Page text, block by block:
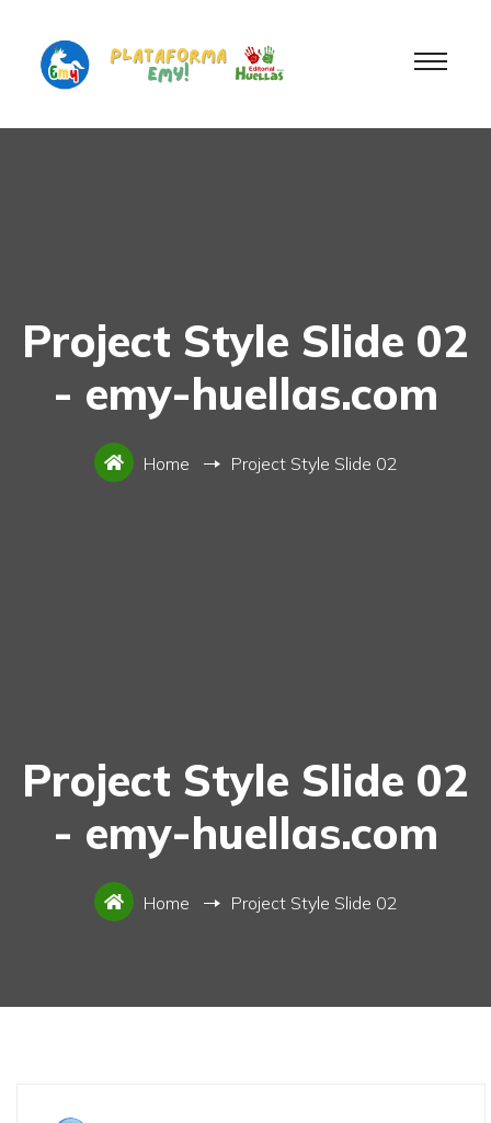
Project Style Slide 02
- emy-huellas.com
Home Project Style Slide 02
Project Style Slide 02
- emy-huellas.com
Home Project Style Slide 02